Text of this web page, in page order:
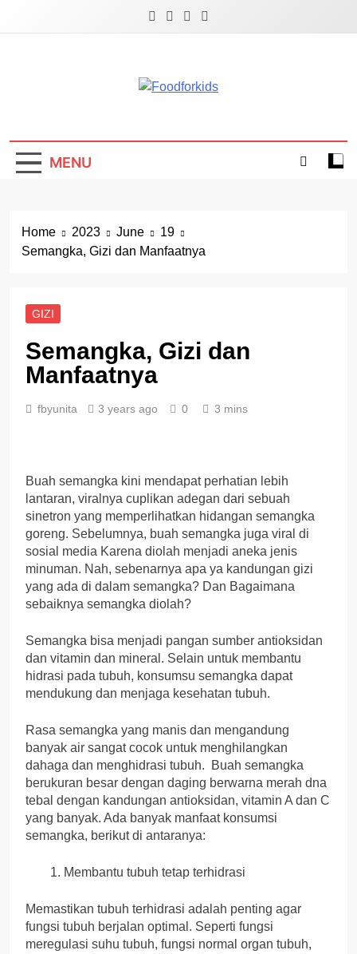
MENU
Home 2023 June
19
Semangka, Gizi dan Manfaatnya
GIZI
Semangka, Gizi dan
Manfaatnya
fbyunita 3 years ago 0 3 mins
Buah semangka kini mendapat perhatian lebih
lantaran, viralnya cuplikan adegan dari sebuah
sinetron yang memperlihatkan hidangan semangka
goreng. Sebelumnya, buah semangka juga viral di
sosial media Karena diolah menjadi aneka jenis
minuman. Nah, sebenarnya apa ya kandungan gizi
yang ada di dalam semangka? Dan Bagaimana
sebaiknya semangka diolah?
Semangka bisa menjadi pangan sumber antioksidan
dan vitamin dan mineral. Selain untuk membantu
hidrasi pada tubuh, konsumsu semangka dapat
mendukung dan menjaga kesehatan tubuh.
Rasa semangka yang manis dan mengandung
banyak air sangat cocok untuk menghilangkan
dahaga dan menghidrasi tubuh. Buah semangka
berukuran besar dengan daging berwarna merah dna
tebal dengan kandungan antioksidan, vitamin A dan C
yang banyak. Ada banyak manfaat konsumsi
semangka, berikut di antaranya:
Membantu tubuh tetap terhidrasi
Memastikan tubuh terhidrasi adalah penting agar
fungsi tubuh berjalan optimal. Seperti fungsi
meregulasi suhu tubuh, fungsi normal organ tubuh,